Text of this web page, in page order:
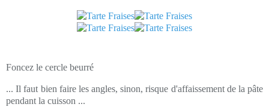
Foncez le cercle beurré
... Il faut bien faire les angles, sinon, risque d'affaissement de la pâte
pendant la cuisson ...